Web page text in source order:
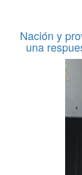
Nación y
una